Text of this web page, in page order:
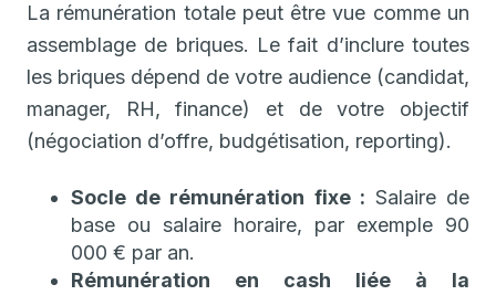
La rémunération totale peut être vue comme un
assemblage de briques. Le fait d’inclure toutes
les briques dépend de votre audience (candidat,
manager, RH, finance) et de votre objectif
(négociation d’offre, budgétisation, reporting).
Socle de rémunération fixe : Salaire de
base ou salaire horaire, par exemple 90
000 € par an.
Rémunération en cash liée à la